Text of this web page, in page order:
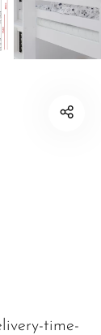
€
time-